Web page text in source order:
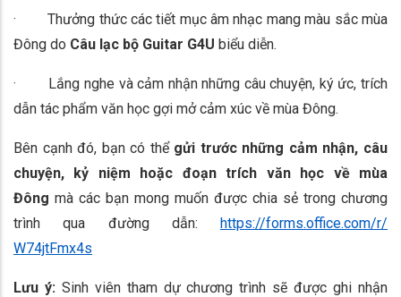
· Thưởng thức các tiết mục âm nhạc mang màu sắc mùa
Đông do Câu lạc bộ Guitar G4U biểu diễn.
· Lắng nghe và cảm nhận những câu chuyện, ký ức, trích
dẫn tác phẩm văn học gợi mở cảm xúc về mùa Đông.
Bên cạnh đó, bạn có thể gửi trước những cảm nhận, câu
chuyện, kỷ niệm hoặc đoạn trích văn học về mùa
Đông mà các bạn mong muốn được chia sẻ trong chương
trình qua đường dẫn: https://forms.office.com/r/
W74jtFmx4s
Lưu ý:Sinh viên tham dự chương trình sẽ được ghi nhận